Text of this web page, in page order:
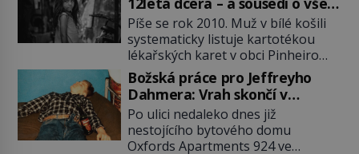
Zaměstnanci jsou přesvědčeni, že
Mona Lisa je jen v restaurátorské
dílně nebo u fotografa. Když se
ukáže pravda, propukne jeden z
největších honů na zloděje v […]
vědí!
Píše se rok 2010. Muž v bílé košili
systematicky listuje kartotékou
lékařských karet v obci Pinheiro
ležící asi 20 kilometrů od farmy s
podivínským majitelem. Něco tu
nesedí. Ledaže… Ledaže by ta
mladá dívka z farmy byla ne
manželkou, ale dcerou – a všechny
Božská práce pro Jeffreyho
Dahmera: Vrah skončí v
tratolišti krve ve vězeňských
umývárnách
Po ulici nedaleko dnes již
nestojícího bytového domu
Oxfords Apartments 924 ve